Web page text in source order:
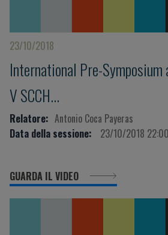
23/10/2018
International Pre-Symposium
V SCCH...
Relatore: Antonio Coca Payeras
Data della sessione:
23/10/2018
GUARDA IL VIDEO